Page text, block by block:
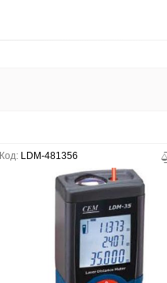
Код: LDM-481356